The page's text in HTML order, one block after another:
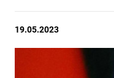
19.05.2023